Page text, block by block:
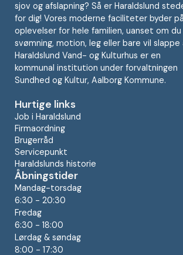
sjov og afslapning? Så er Haraldslund
for dig! Vores moderne faciliteter byder på
oplevelser for hele familien, uanset om du
svømning, motion, leg eller bare vil slappe
Haraldslund Vand- og Kulturhus er en
kommunal institution under forvaltningen
Sundhed og Kultur, Aalborg Kommune.
Hurtige links
Job i Haraldslund
Firmaordning
Brugerråd
Servicepunkt
Haraldslunds historie
Åbningstider
Mandag-torsdag
6:30 - 20:30
Fredag
6:30 - 18:00
Lørdag & søndag
8:00 - 17:30